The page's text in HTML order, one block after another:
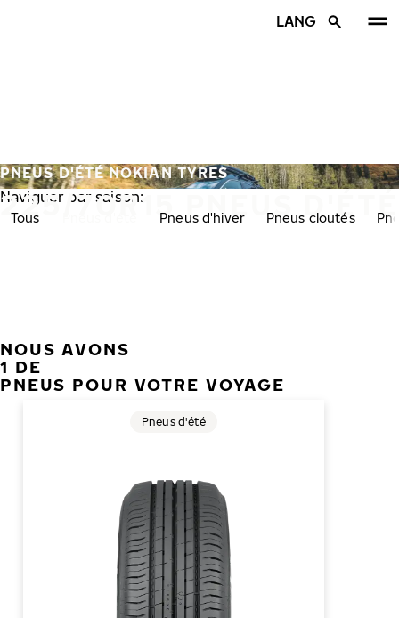
LANG
225/70R15 PNEUS D'ÉTÉ
PNEUS D'ÉTÉ NOKIAN TYRES
Naviguer par saison:
Tous Pneus d'hiver Pneus cloutés
NOUS AVONS
1 DE
PNEUS POUR VOTRE VOYAGE
Pneus d'été